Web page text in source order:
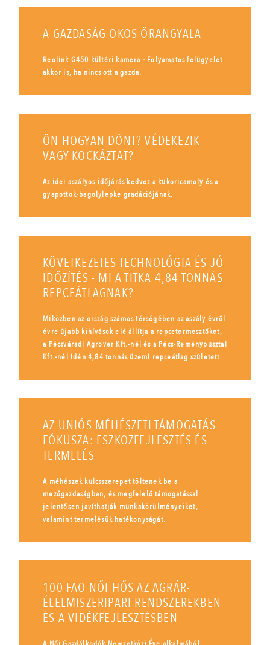
A GAZDASÁG OKOS ŐRANGYALA
Reolink G450 kültéri kamera - Folyamatos felügyelet
akkor is, ha nincs ott a gazda.
ÖN HOGYAN DÖNT? VÉDEKEZIK
VAGY KOCKÁZTAT?
Az idei aszályos időjárás kedvez a kukoricamoly és a
gyapottok-bagolylepke gradációjának.
KÖVETKEZETES TECHNOLÓGIA ÉS JÓ
IDŐZÍTÉS - MI A TITKA 4,84 TONNÁS
REPCEÁTLAGNAK?
Miközben az ország számos térségében az aszály évről
évre újabb kihívások elé állítja a repcetermesztőket,
a Pécsváradi Agrover Kft.-nél és a Pécs-Reménypusztai
Kft.-nél idén 4,84 tonnás üzemi repceátlag született.
AZ UNIÓS MÉHÉSZETI TÁMOGATÁS
FÓKUSZA: ESZKÖZFEJLESZTÉS ÉS
TERMELÉS
A méhészek kulcsszerepet töltenek be a
mezőgazdaságban, és megfelelő támogatással
jelentősen javíthatják munkakörülményeiket,
valamint termelésük hatékonyságát.
100 FAO NŐI HŐS AZ AGRÁR-
ÉLELMISZERIPARI RENDSZEREKBEN
ÉS A VIDÉKFEJLESZTÉSBEN